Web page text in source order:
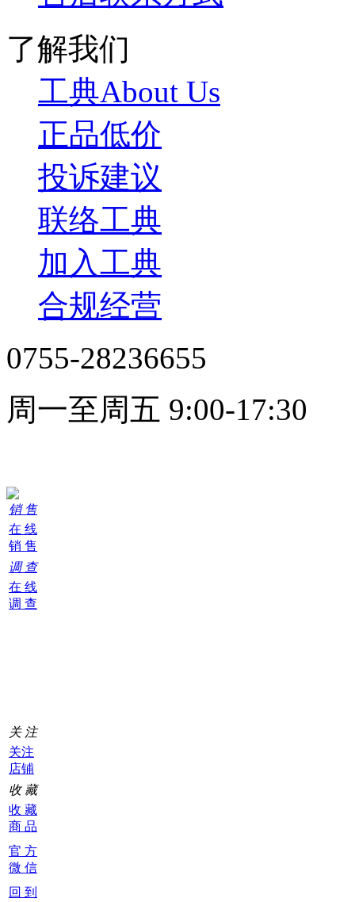
了解我们
工典About Us
正品低价
投诉建议
联络工典
加入工典
合规经营
0755-28236655
周一至周五 9:00-17:30
销 售
在 线
销 售
调 查
在 线
调 查
关 注
关注
店铺
收 藏
收 藏
商 品
官 方
微 信
回 到